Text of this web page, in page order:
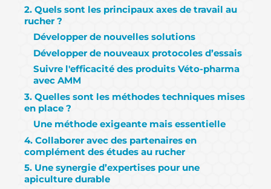
2. Quels sont les principaux axes de travail au
rucher ?
Développer de nouvelles solutions
Développer de nouveaux protocoles d’essais
Suivre l'efficacité des produits Véto-pharma
avec AMM
3. Quelles sont les méthodes techniques mises
en place ?​
Une méthode exigeante mais essentielle
4. Collaborer avec des partenaires en
complément des études au rucher
5. Une synergie d’expertises pour une
apiculture durable